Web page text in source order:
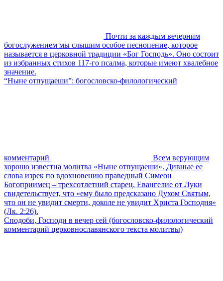
Почти за каждым вечерним
богослужением мы слышим особое песнопение, которое
называется в церковной традиции «Бог Господь». Оно состоит
из избранных стихов 117-го псалма, которые имеют хвалебное
значение.
“Ныне отпущаеши”: богословско-филологический
комментарий
Всем верующим
хорошо известна молитва «Ныне отпущаеши». Дивные ее
слова изрек по вдохновению праведный Симеон
Богоприимец – трехсотлетний старец. Евангелие от Луки
свидетельствует, что «ему было предсказано Духом Святым,
что он не увидит смерти, доколе не увидит Христа Господня»
(Лк. 2:26).
Сподоби, Господи в вечер сей (богословско-филологический
комментарий церковнославянского текста молитвы)